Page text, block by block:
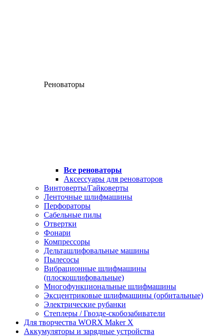
Реноваторы
Все реноваторы
Аксессуары для реноваторов
Винтоверты/Гайковерты
Ленточные шлифмашины
Перфораторы
Сабельные пилы
Отвертки
Фонари
Компрессоры
Дельташлифовальные машины
Пылесосы
Вибрационные шлифмашины
(плоскошлифовальные)
Многофункциональные шлифмашины
Эксцентриковые шлифмашины (орбитальные)
Электрические рубанки
Степлеры / Гвозде-скобозабиватели
Для творчества WORX Maker X
Аккумуляторы и зарядные устройства